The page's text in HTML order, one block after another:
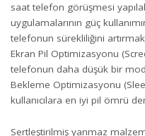
saat telefon görüşmesi
uygulamalarının güç
telefonun sürekliliğini
Ekran Pil Optimizasyonu
telefonun daha düşük bir
Bekleme Optimizasyonu
kullanıcılara en iyi pil ömrü
Sertleştirilmiş yanmaz